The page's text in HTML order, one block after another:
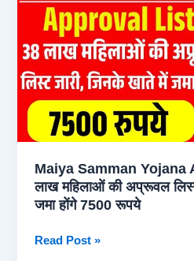
सम्मान
योजना
हेल्पलाइन
नंबर
जारी,
समस्या
समाधान
मात्र
2
में
Maiya Samman
लाख महिलाओं की अप्रूवल
जमा होंगे 7500 रूपये
Maiya
Read Post »